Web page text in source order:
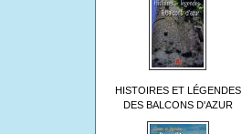
HISTOIRES ET LÉGENDES
DES BALCONS D'AZUR